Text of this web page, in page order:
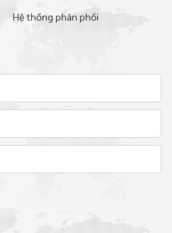
Hệ thống phân phối